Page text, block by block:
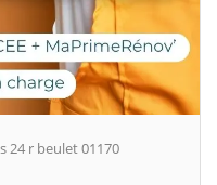
24 r beulet 01170